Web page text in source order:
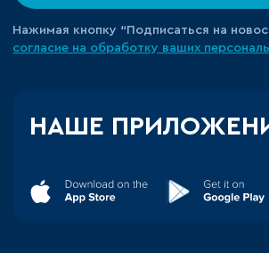
Нажимая кнопку “Подписаться на
согласие на обработку ваших
НАШЕ